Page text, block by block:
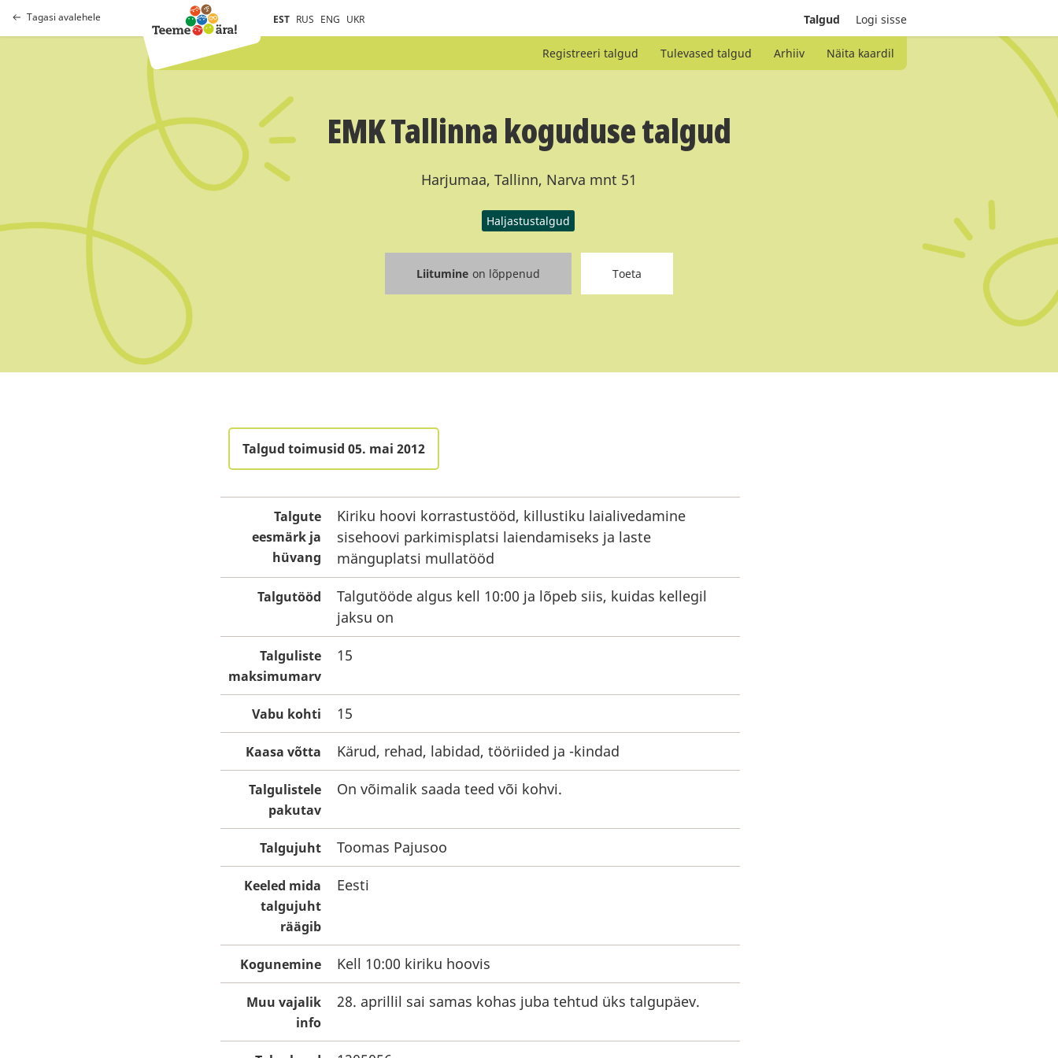
Tagasi avalehele EST RUS ENG UKR Talgud Logi sisse
Registreeri talgud Tulevased talgud Arhiiv Näita kaardil
EMK Tallinna koguduse talgud
Harjumaa, Tallinn, Narva mnt 51
Haljastustalgud
Liitumine on lõppenud Toeta
Talgud toimusid 05. mai 2012
Talgute
eesmärk ja
hüvang
Kiriku hoovi korrastustööd, killustiku laialivedamine
sisehoovi parkimisplatsi laiendamiseks ja laste
mänguplatsi mullatööd
Talgutööd
Talgutööde algus kell 10:00 ja lõpeb siis, kuidas kellegil
jaksu on
Talguliste
maksimumarv
15
Vabu kohti 15
Kaasa võtta Kärud, rehad, labidad, tööriided ja -kindad
Talgulistele
pakutav
On võimalik saada teed või kohvi.
Talgujuht Toomas Pajusoo
Keeled mida
talgujuht
räägib
Eesti
Kogunemine Kell 10:00 kiriku hoovis
Muu vajalik
info
28. aprillil sai samas kohas juba tehtud üks talgupäev.